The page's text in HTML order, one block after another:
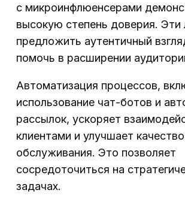
с микроинфлюенсерами
высокую степень доверия. Эти
предложить аутентичный
помочь в расширении
Автоматизация процессов,
использование чат-ботов и
рассылок, ускоряет
клиентами и улучшает качество
обслуживания. Это позволяет
сосредоточиться на
задачах.